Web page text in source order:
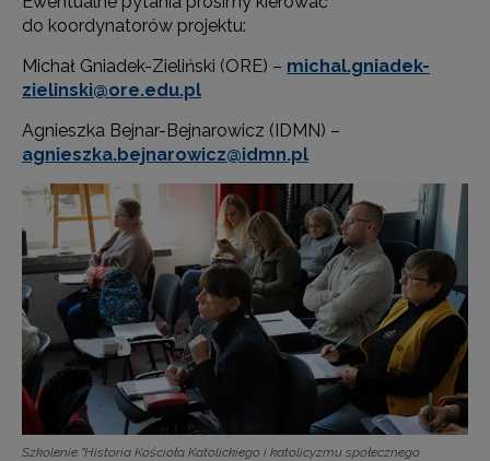
do koordynatorów projektu:
Michał Gniadek-Zieliński (ORE) – michal.gniadek-
zielinski@ore.edu.pl
Agnieszka Bejnar-Bejnarowicz (IDMN) –
agnieszka.bejnarowicz@idmn.pl
Szkolenie "Historia Kościoła Katolickiego i katolicyzmu społecznego